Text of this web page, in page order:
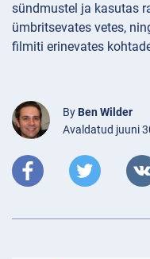
sündmustel ja kasutas
ümbritsevates vetes,
filmiti erinevates
By Ben Wilder
Avaldatud juuni